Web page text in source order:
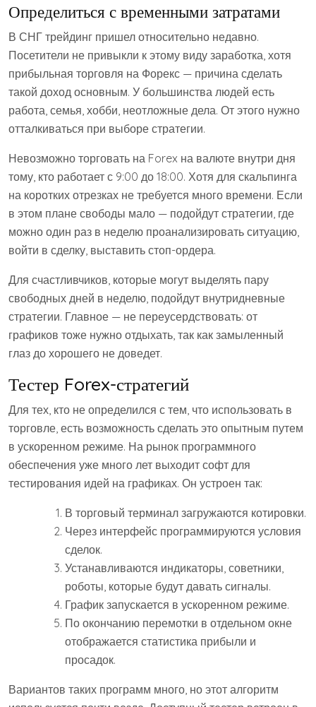
Определиться с временными затратами
В СНГ трейдинг пришел относительно недавно.
Посетители не привыкли к этому виду заработка, хотя
прибыльная торговля на Форекс — причина сделать
такой доход основным. У большинства людей есть
работа, семья, хобби, неотложные дела. От этого нужно
отталкиваться при выборе стратегии.
Невозможно торговать на Forex на валюте внутри дня
тому, кто работает с 9:00 до 18:00. Хотя для скальпинга
на коротких отрезках не требуется много времени. Если
в этом плане свободы мало — подойдут стратегии, где
можно один раз в неделю проанализировать ситуацию,
войти в сделку, выставить стоп-ордера.
Для счастливчиков, которые могут выделять пару
свободных дней в неделю, подойдут внутридневные
стратегии. Главное — не переусердствовать: от
графиков тоже нужно отдыхать, так как замыленный
глаз до хорошего не доведет.
Тестер Forex-стратегий
Для тех, кто не определился с тем, что использовать в
торговле, есть возможность сделать это опытным путем
в ускоренном режиме. На рынок программного
обеспечения уже много лет выходит софт для
тестирования идей на графиках. Он устроен так:
В торговый терминал загружаются котировки.
Через интерфейс программируются условия
сделок.
Устанавливаются индикаторы, советники,
роботы, которые будут давать сигналы.
График запускается в ускоренном режиме.
По окончанию перемотки в отдельном окне
отображается статистика прибыли и
просадок.
Вариантов таких программ много, но этот алгоритм